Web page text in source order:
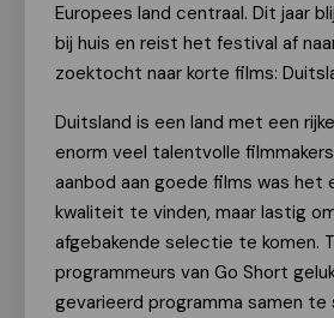
Europees land centraal. Dit jaar
bij huis en reist het festival af
zoektocht naar korte films:
Duitsland is een land met een
enorm veel talentvolle
aanbod aan goede films was het
kwaliteit te vinden, maar lastig
afgebakende selectie te komen.
programmeurs van Go Short
gevarieerd programma samen